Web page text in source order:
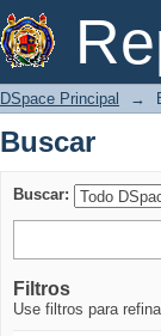
Buscar
DSpace Principal →
Buscar
Buscar:
Filtros
Use filtros para